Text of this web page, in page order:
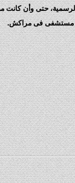
قتيل بحسب المصادر الرسمية، حتى
مستشفى فى مراكش.